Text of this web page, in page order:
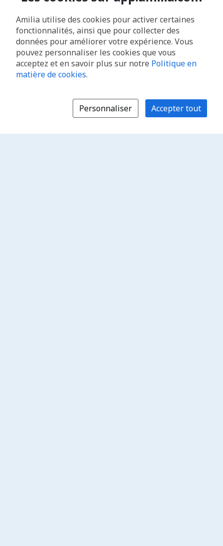
Amilia utilise des cookies pour activer certaines
fonctionnalités, ainsi que pour collecter des
données pour améliorer votre expérience. Vous
pouvez personnaliser les cookies que vous
acceptez et en savoir plus sur notre Politique en
matière de cookies.
Personnaliser Accepter tout